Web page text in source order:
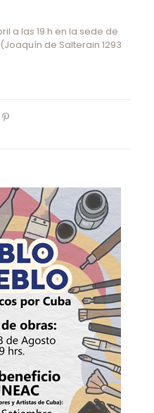
a las 19 h en la sede de
de Salterain 1293